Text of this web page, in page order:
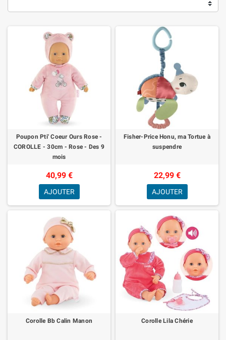
Poupon Pti' Coeur Ours Rose -
COROLLE - 30cm - Rose - Des 9
mois
40,99 €
AJOUTER
Fisher-Price Honu, ma Tortue à
suspendre
22,99 €
AJOUTER
Corolle Bb Calin Manon Corolle Lila Chérie